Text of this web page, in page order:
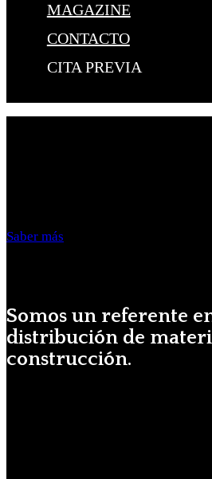
MAGAZINE
CONTACTO
CITA PREVIA
Saber más
Somos un referente
distribución de
construcción.